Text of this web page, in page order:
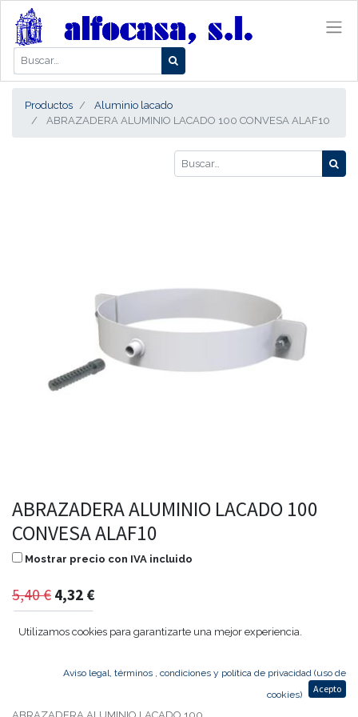
Productos
Aluminio lacado
ABRAZADERA ALUMINIO LACADO 100 CONVESA ALAF10
ABRAZADERA ALUMINIO LACADO 100
CONVESA ALAF10
Mostrar precio con IVA incluido
5,40€ 4,32 €
ABRAZADERA ALUMINIO LACADO 100
Utilizamos cookies para garantizarte una mejor experiencia.
Aviso legal, términos , condiciones y política de privacidad (uso de
cookies)
Acepto